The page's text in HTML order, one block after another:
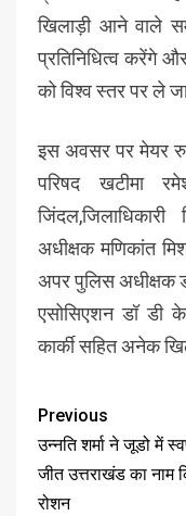
खिलाड़ी आने वाले
प्रतिनिधित्व करेंगे
को विश्व स्तर पर ले
इस अवसर पर मेयर
परिषद खटीमा
अधीक्षक मणिकांत
अपर पुलिस अधीक्षक
एसोसिएशन डॉ डी
कार्की सहित अनेक
Previous
उन्नति शर्मा ने जूडो में
जीत उत्तराखंड का नाम
रोशन